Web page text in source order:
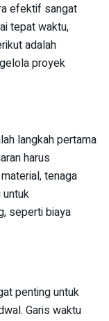
efektif sangat
tepat waktu,
adalah
proyek
langkah pertama
harus
tenaga
untuk
seperti biaya
penting untuk
Garis waktu